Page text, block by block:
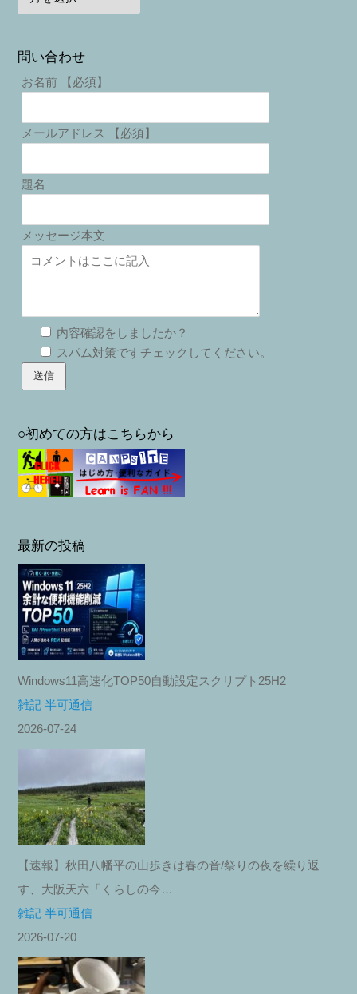
問い合わせ
お名前 【必須】
メールアドレス 【必須】
題名
メッセージ本文
内容確認をしましたか？
スパム対策ですチェックしてください。
○初めての方はこちらから
最新の投稿
Windows11高速化TOP50自動設定スクリプト25H2
雑記 半可通信
2026-07-24
【速報】秋田八幡平の山歩きは春の音/祭りの夜を繰り返
す、大阪天六「くらしの今…
雑記 半可通信
2026-07-20